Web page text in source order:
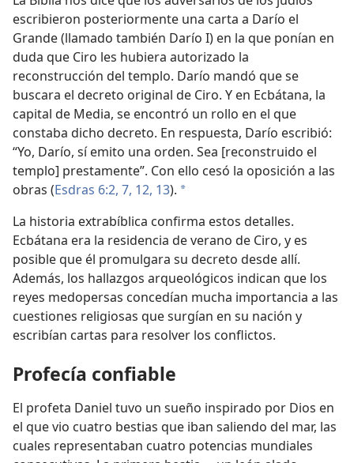
escribieron posteriormente una carta a Darío el
Grande (llamado también Darío I) en la que ponían en
duda que Ciro les hubiera autorizado la
reconstrucción del templo. Darío mandó que se
buscara el decreto original de Ciro. Y en Ecbátana, la
capital de Media, se encontró un rollo en el que
constaba dicho decreto. En respuesta, Darío escribió:
“Yo, Darío, sí emito una orden. Sea [reconstruido el
templo] prestamente”. Con ello cesó la oposición a las
obras (Esdras 6:2, 7, 12, 13). *
La historia extrabíblica confirma estos detalles.
Ecbátana era la residencia de verano de Ciro, y es
posible que él promulgara su decreto desde allí.
Además, los hallazgos arqueológicos indican que los
reyes medopersas concedían mucha importancia a las
cuestiones religiosas que surgían en su nación y
escribían cartas para resolver los conflictos.
Profecía confiable
El profeta Daniel tuvo un sueño inspirado por Dios en
el que vio cuatro bestias que iban saliendo del mar, las
cuales representaban cuatro potencias mundiales